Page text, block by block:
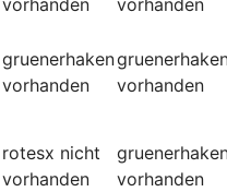
gruenerhaken
vorhanden
vorhanden
rotesx nicht
vorhanden
vorhanden